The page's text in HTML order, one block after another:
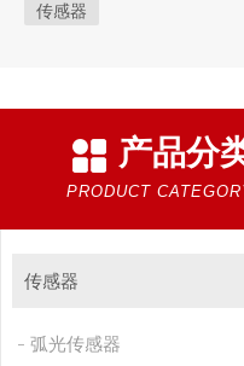
传感器
产品分
PRODUCT
传感器
弧光传感器